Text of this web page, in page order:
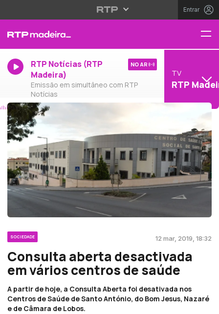
Entrar
RTP Notícias (RTP
Madeira)
Emissão em simultâneo com RTP
Notícias
NO AR
TV
RTP
SOCIEDADE 12 mar, 2019, 18:32
Consulta aberta desactivada
em vários centros de saúde
A partir de hoje, a Consulta Aberta foi desativada nos
Centros de Saúde de Santo António, do Bom Jesus, Nazaré
e de Câmara de Lobos.